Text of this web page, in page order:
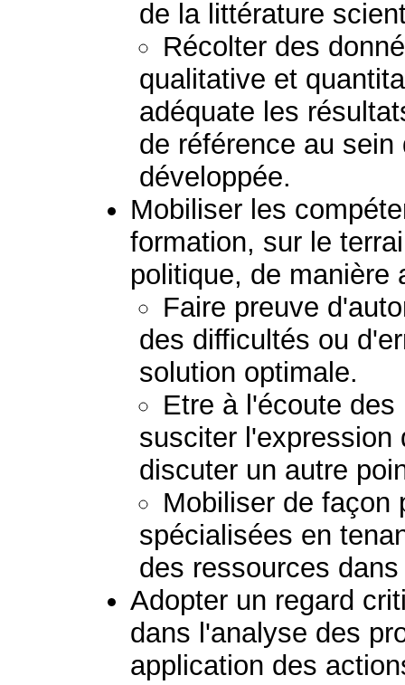
de la littérature
Récolter des
qualitative et
adéquate les
de référence au
développée.
Mobiliser les
formation, sur le
politique, de manière
Faire preuve
des difficultés ou
solution optimale.
Etre à l'écoute
susciter l'expression
discuter un autre
Mobiliser de façon
spécialisées en
des ressources
Adopter un regard
dans l'analyse des
application des